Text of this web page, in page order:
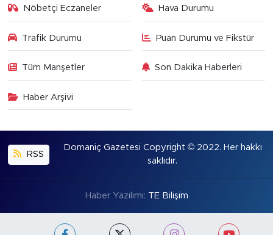
Nöbetçi Eczaneler Hava Durumu
Trafik Durumu Puan Durumu ve Fikstür
Tüm Manşetler Son Dakika Haberleri
Haber Arşivi
RSS
Domaniç Gazetesi Copyright © 2022. Her hakkı
saklıdır.
Haber Yazılımı: TE Bilişim